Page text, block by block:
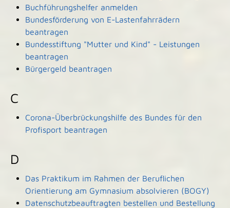
Buchführungshelfer anmelden
Bundesförderung von E-Lastenfahrrädern
beantragen
Bundesstiftung "Mutter und Kind" - Leistungen
beantragen
Bürgergeld beantragen
C
Corona-Überbrückungshilfe des Bundes für den
Profisport beantragen
D
Das Praktikum im Rahmen der Beruflichen
Orientierung am Gymnasium absolvieren (BOGY)
Datenschutzbeauftragten bestellen und Bestellung